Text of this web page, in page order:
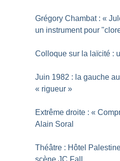
Grégory Chambat : «
un instrument pour
Colloque sur la laïcité :
Juin 1982 : la gauche
« rigueur »
Extrême droite : «
Alain Soral
Théâtre : Hôtel
scène JC Fall